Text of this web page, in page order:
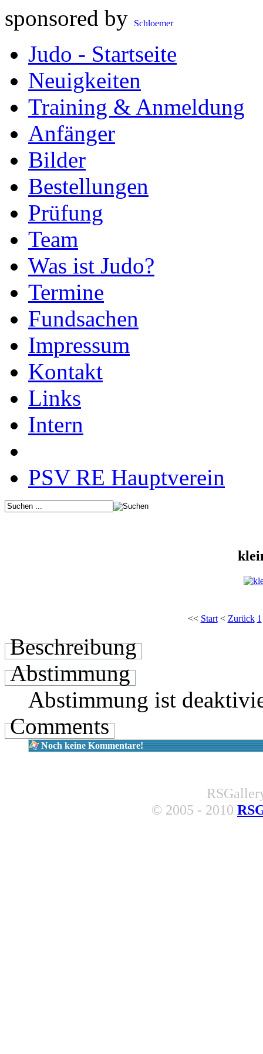
sponsored by
Judo - Startseite
Neuigkeiten
Training & Anmeldung
Anfänger
Bilder
Bestellungen
Prüfung
Team
Was ist Judo?
Termine
Fundsachen
Impressum
Kontakt
Links
Intern
PSV RE Hauptverein
<< Start< Zurück 1
Beschreibung
Abstimmung
Abstimmung ist
Comments
Noch keine Kommentare!
© 2005 - 2010